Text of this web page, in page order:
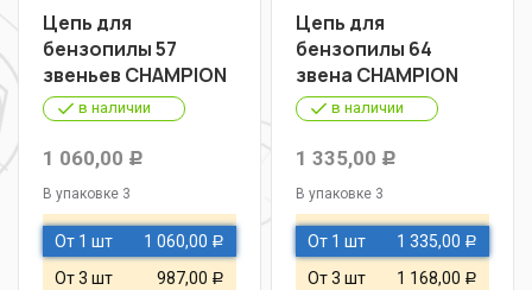
Цепь для
бензопилы 57
звеньев CHAMPION
в наличии
1 060,00 Р
В упаковке 3
От 1 шт 1 060,00 Р
От 3 шт 987,00 Р
Цепь для
бензопилы 64
звена CHAMPION
в наличии
1 335,00 Р
В упаковке 3
От 1 шт 1 335,00 Р
От 3 шт 1 168,00 Р